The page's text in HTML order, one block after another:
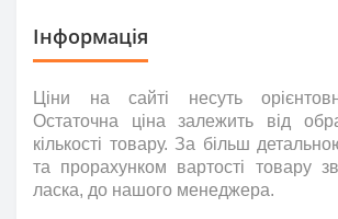
Інформація
Ціни на сайті несуть
Остаточна ціна залежить від
кількості товару. За більш
та прорахунком вартості товару
ласка, до нашого менеджера.